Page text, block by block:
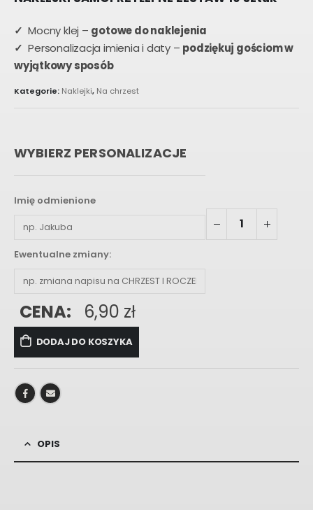
✓ Mocny klej – gotowe do naklejenia
✓ Personalizacja imienia i daty – podziękuj gościom w
wyjątkowy sposób
Kategorie: Naklejki, Na chrzest
WYBIERZ PERSONALIZACJE
Imię odmienione
Ewentualne zmiany:
CENA: 6,90 zł
DODAJ DO KOSZYKA
OPIS